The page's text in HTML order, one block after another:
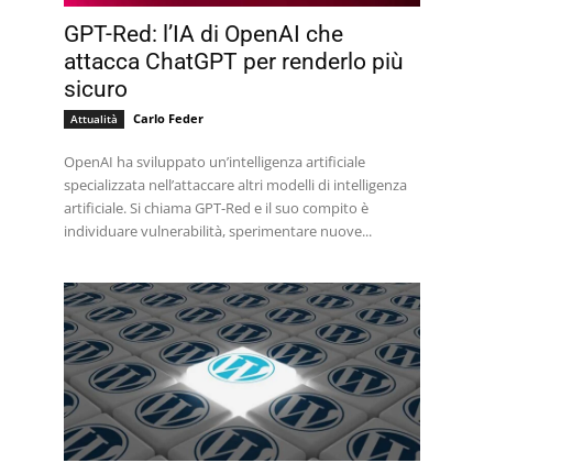
GPT-Red: l’IA di OpenAI che
attacca ChatGPT per renderlo più
sicuro
Attualità Carlo Feder
OpenAI ha sviluppato un’intelligenza artificiale
specializzata nell’attaccare altri modelli di intelligenza
artificiale. Si chiama GPT-Red e il suo compito è
individuare vulnerabilità, sperimentare nuove...